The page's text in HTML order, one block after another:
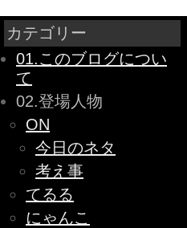
カテゴリー
01.このブログについ
て
02.登場人物
ON
今日のネタ
考え事
てるる
にゃんこ